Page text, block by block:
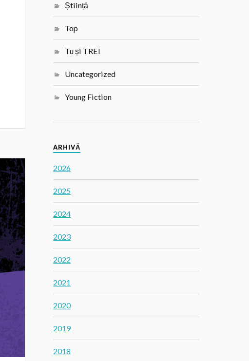
Știință
Top
Tu și TREI
Uncategorized
Young Fiction
ARHIVĂ
2026
2025
2024
2023
2022
2021
2020
2019
2018